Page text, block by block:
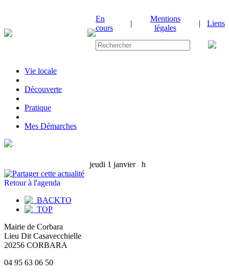
En
cours
|
Mentions
légales
| Liens
Vie locale
|Découverte
|Pratique
|Mes Démarches
jeudi 1 janvierh
Retour à l'agenda
Mairie de Corbara
Lieu Dit Casavecchielle
20256 CORBARA
04 95 63 06 50